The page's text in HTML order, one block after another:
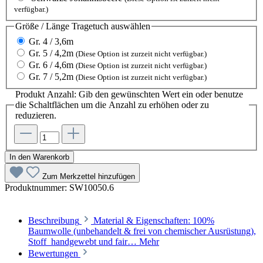
verfügbar.)
Größe / Länge Tragetuch auswählen
Gr. 4 / 3,6m
Gr. 5 / 4,2m (Diese Option ist zurzeit nicht verfügbar.)
Gr. 6 / 4,6m (Diese Option ist zurzeit nicht verfügbar.)
Gr. 7 / 5,2m (Diese Option ist zurzeit nicht verfügbar.)
Produkt Anzahl: Gib den gewünschten Wert ein oder benutze
die Schaltflächen um die Anzahl zu erhöhen oder zu
reduzieren.
In den Warenkorb
Zum Merkzettel hinzufügen
Produktnummer: SW10050.6
Beschreibung
Material & Eigenschaften: 100%
Baumwolle (unbehandelt & frei von chemischer Ausrüstung),
Stoff handgewebt und fair… Mehr
Bewertungen